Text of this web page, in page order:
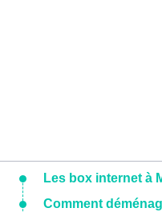
Les box internet à
Comment